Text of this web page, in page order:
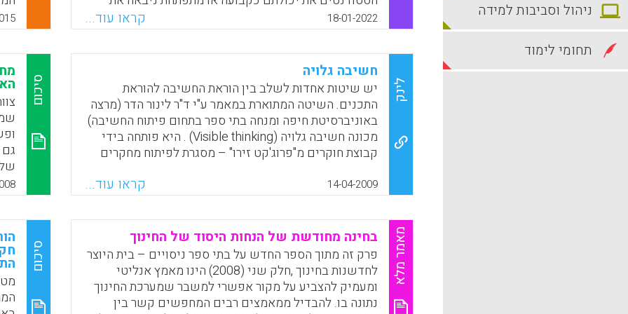
עמדותיהם כלפי המשוב וכן את התנהגותם. סטודנטים עם
תבנית חשיבה מקובעת הראו עמדות שליליות כלפי המשוב
והתנהגויות הגנתיות. סטודנטים עם תבנית חשיבה מתפתחת
הראו עמדות חיוביות יותר כלפי המשוב והמוטיבציה שלהם
לפעולה בעקבות המשוב הייתה גבוהה יותר.
WhatsApp
Facebook
Email
X
18-01-2022 קראו עוד...
לינק
חשיבה גלויה
יש שיטות אחדות לשלב בין הוראת החשיבה להוראת
התכנים. השיטה המתוארת במאמר ע"י ד"ר לינור הדר (מרצה
באוניברסיטת חיפה ומנחה בתי ספר בתחום פיתוח החשיבה)
מכונה חשיבה גלויה (Visible thinking) . היא פותחה בידי
קבוצת חוקרים מ"פרוג'קט זירו" – מסגרת לפיתוח מחקרים
פרופסור דייויד פרקינס. השיטה מיושמת במספר ניכר של
בתי ספר ברחבי העולם. בישראל היא נכנסת בהדרגה לבית
הספר " מעוז המכבים" בישוב מכבים. ביסוד השיטה עומד
אוסף של פעילויות חשיבה שעושה את תהליכי החשיבה
הסמויים בתודעתו של התלמיד לתהליכי חשיבה גלויים –
תהליכים הניתנים לצפייה, לשמיעה, לחיקוי ולאימוץ של
השותפים לתהליך הלמידה. הפיכת תהליכים סמויים
לגלויים היא המהלך המכונן את השיטה.
14-04-2009 קראו עוד...
סיכום
מאמר מלא בחינה מחודשת של הנחות היסוד של החינוך
פרק זה מתוך הספר החדש על בתי ספר ניסויים – בית היוצר
לחדשנות בחינוך ,חלק שני (2008) הינו מאמץ אנליטי
ומעמיק להצביע על מקור אפשרי למשבר שמערכת החינוך
נתונה בו. להבדיל ממאמצים רבים המחפשים קשר בין
סיכום
ניהול וסביבות למידה
תחומי לימוד